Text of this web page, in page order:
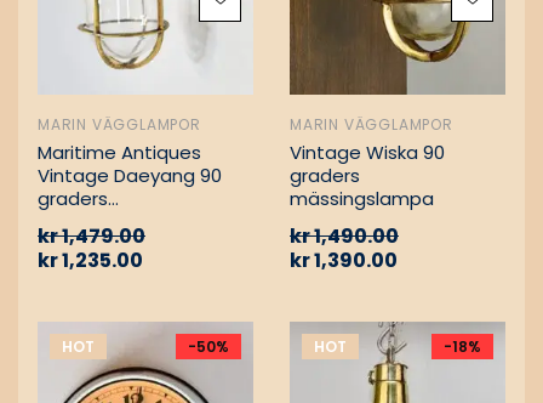
MARIN VÄGGLAMPOR
Maritime Antiques
Vintage Daeyang 90
graders
kr1,479.00
kr1,235.00
MARIN VÄGGLAMPOR
Vintage Wiska 90
graders
mässingslampa
kr1,490.00
kr1,390.00
HOT -50% HOT -18%